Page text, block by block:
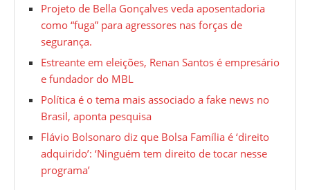
Projeto de Bella Gonçalves veda aposentadoria
como “fuga” para agressores nas forças de
segurança.
Estreante em eleições, Renan Santos é empresário
e fundador do MBL
Política é o tema mais associado a fake news no
Brasil, aponta pesquisa
Flávio Bolsonaro diz que Bolsa Família é ‘direito
adquirido’: ‘Ninguém tem direito de tocar nesse
programa’